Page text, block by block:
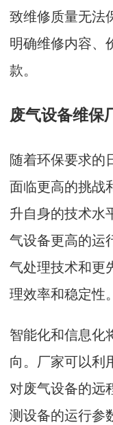
致维修质量无法
明确维修内容、
款。
废气设备维保
随着环保要求的
面临更高的挑战
升自身的技术水
气设备更高的运
气处理技术和更
理效率和稳定性。
智能化和信息化
向。厂家可以利
对废气设备的远
测设备的运行参